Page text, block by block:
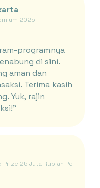
2025
programnya
di sini.
aman dan
Terima kasih
Yuk, rajin
Prize 25 Juta Rupiah Periode